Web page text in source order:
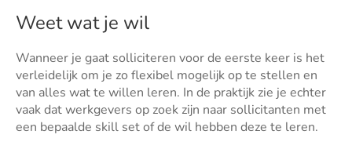
Weet wat je wil
Wanneer je gaat solliciteren voor de eerste keer is het
verleidelijk om je zo flexibel mogelijk op te stellen en
van alles wat te willen leren. In de praktijk zie je echter
vaak dat werkgevers op zoek zijn naar sollicitanten met
een bepaalde skill set of de wil hebben deze te leren.